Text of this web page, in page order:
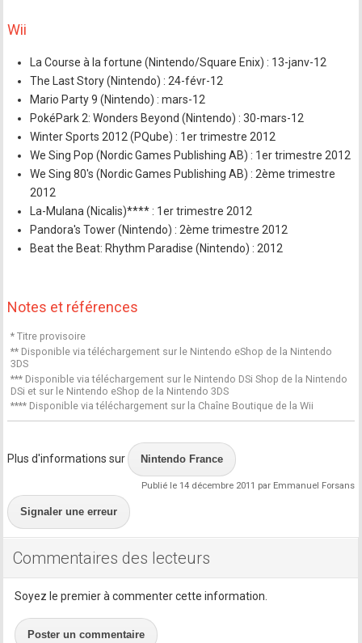
Wii
La Course à la fortune (Nintendo/Square Enix) : 13-janv-12
The Last Story (Nintendo) : 24-févr-12
Mario Party 9 (Nintendo) : mars-12
PokéPark 2: Wonders Beyond (Nintendo) : 30-mars-12
Winter Sports 2012 (PQube) : 1er trimestre 2012
We Sing Pop (Nordic Games Publishing AB) : 1er trimestre 2012
We Sing 80's (Nordic Games Publishing AB) : 2ème trimestre
2012
La-Mulana (Nicalis)**** : 1er trimestre 2012
Pandora's Tower (Nintendo) : 2ème trimestre 2012
Beat the Beat: Rhythm Paradise (Nintendo) : 2012
Notes et références
* Titre provisoire
** Disponible via téléchargement sur le Nintendo eShop de la Nintendo
3DS
*** Disponible via téléchargement sur le Nintendo DSi Shop de la Nintendo
DSi et sur le Nintendo eShop de la Nintendo 3DS
**** Disponible via téléchargement sur la Chaîne Boutique de la Wii
Plus d'informations sur Nintendo France
Publié le 14 décembre 2011 par Emmanuel Forsans
Signaler une erreur
Commentaires des lecteurs
Soyez le premier à commenter cette information.
Poster un commentaire